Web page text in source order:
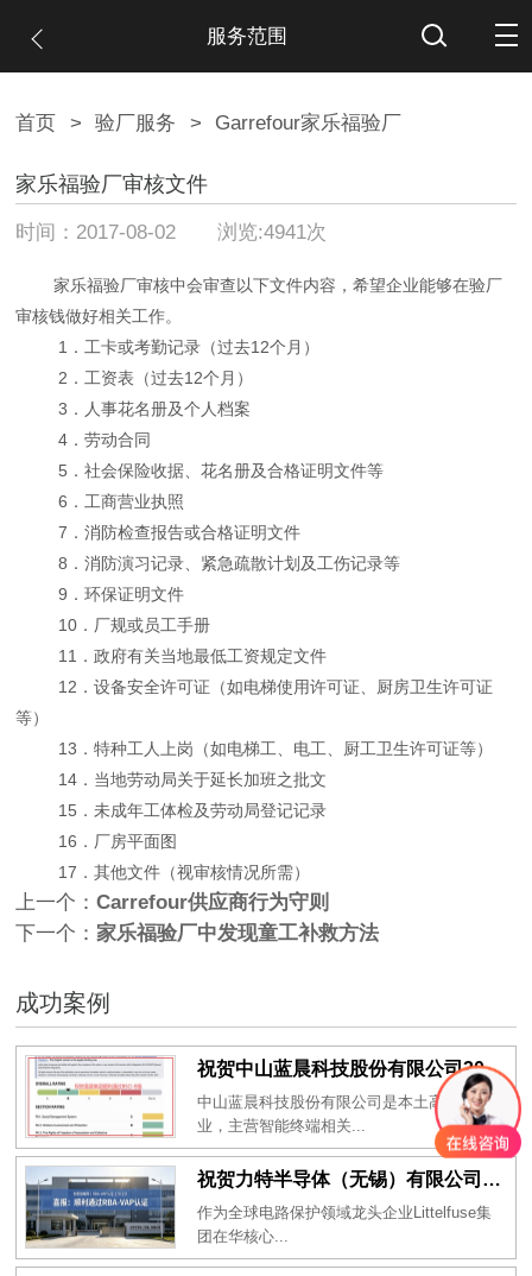
服务范围
首页 > 验厂服务 > Garrefour家乐福验厂
家乐福验厂审核文件
时间：2017-08-02 浏览:4941次
家乐福验厂审核中会审查以下文件内容，希望企业能够在验厂
审核钱做好相关工作。
1．工卡或考勤记录（过去12个月）
2．工资表（过去12个月）
3．人事花名册及个人档案
4．劳动合同
5．社会保险收据、花名册及合格证明文件等
6．工商营业执照
7．消防检查报告或合格证明文件
8．消防演习记录、紧急疏散计划及工伤记录等
9．环保证明文件
10．厂规或员工手册
11．政府有关当地最低工资规定文件
12．设备安全许可证（如电梯使用许可证、厨房卫生许可证
等）
13．特种工人上岗（如电梯工、电工、厨工卫生许可证等）
14．当地劳动局关于延长加班之批文
15．未成年工体检及劳动局登记记录
16．厂房平面图
17．其他文件（视审核情况所需）
上一个：Carrefour供应商行为守则
下一个： 家乐福验厂中发现童工补救方法
成功案例
祝贺中山蓝晨科技股份有限公司2026年一次性成功通过BSCI验厂-B级
中山蓝晨科技股份有限公司是本土高新科技企
业，主营智能终端相关...
祝贺力特半导体（无锡）有限公司2026年一次性成功通过RBA-VAP认证审核并取得170.2分
作为全球电路保护领域龙头企业Littelfuse集
团在华核心...